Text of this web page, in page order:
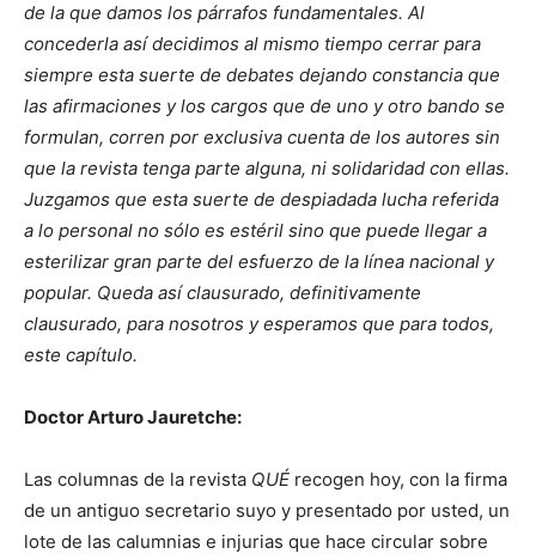
de la que damos los párrafos fundamentales. Al
concederla así decidimos al mismo tiempo cerrar para
siempre esta suerte de debates dejando constancia que
las afirmaciones y los cargos que de uno y otro bando se
formulan, corren por exclusiva cuenta de los autores sin
que la revista tenga parte alguna, ni solidaridad con ellas.
Juzgamos que esta suerte de despiadada lucha referida
a lo personal no sólo es estéril sino que puede llegar a
esterilizar gran parte del esfuerzo de la línea nacional y
popular. Queda así clausurado, definitivamente
clausurado, para nosotros y esperamos que para todos,
este capítulo.
Doctor Arturo Jauretche:
Las columnas de la revista QUÉ recogen hoy, con la firma
de un antiguo secretario suyo y presentado por usted, un
lote de las calumnias e injurias que hace circular sobre